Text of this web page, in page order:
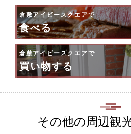
倉敷アイビースクエアで
食べる
倉敷アイビースクエアで
買い物する
その他の周辺観